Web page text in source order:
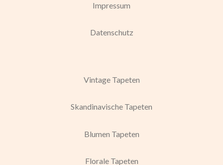
Impressum
Datenschutz
Vintage Tapeten
Skandinavische Tapeten
Blumen Tapeten
Florale Tapeten